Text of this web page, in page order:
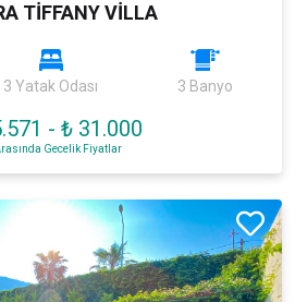
TİFFANY VİLLA
3 Yatak Odası 3 Banyo
- ₺ 31.000
Gecelik Fiyatlar